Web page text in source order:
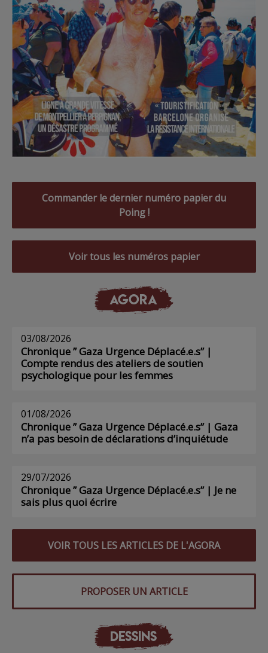
Commander le dernier numéro papier du
Poing !
Voir tous les numéros papier
AGORA
03/08/2026
Chronique ” Gaza Urgence Déplacé.e.s” |
Compte rendus des ateliers de soutien
psychologique pour les femmes
01/08/2026
Chronique ” Gaza Urgence Déplacé.e.s” | Gaza
n’a pas besoin de déclarations d’inquiétude
29/07/2026
Chronique ” Gaza Urgence Déplacé.e.s” | Je ne
sais plus quoi écrire
VOIR TOUS LES ARTICLES DE L'AGORA
PROPOSER UN ARTICLE
DESSINS